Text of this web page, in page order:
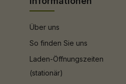
Über uns
So finden Sie uns
Laden-Öffnungszeiten
(stationär)